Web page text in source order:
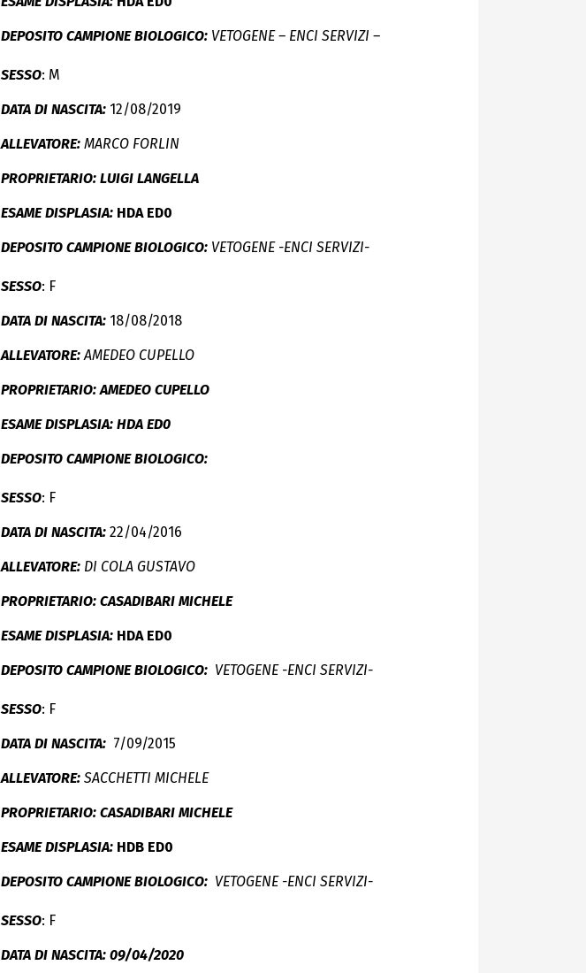
DEPOSITO CAMPIONE BIOLOGICO: VETOGENE – ENCI SERVIZI –
SESSO: M
DATA DI NASCITA: 12/08/2019
ALLEVATORE: MARCO FORLIN
PROPRIETARIO: LUIGI LANGELLA
ESAME DISPLASIA: HDA ED0
DEPOSITO CAMPIONE BIOLOGICO: VETOGENE -ENCI SERVIZI-
SESSO: F
DATA DI NASCITA: 18/08/2018
ALLEVATORE:AMEDEO CUPELLO
PROPRIETARIO:AMEDEO CUPELLO
ESAME DISPLASIA: HDA ED0
DEPOSITO CAMPIONE BIOLOGICO:
SESSO: F
DATA DI NASCITA: 22/04/2016
ALLEVATORE: DI COLA GUSTAVO
PROPRIETARIO: CASADIBARI MICHELE
ESAME DISPLASIA: HDA ED0
DEPOSITO CAMPIONE BIOLOGICO: VETOGENE -ENCI SERVIZI-
SESSO: F
DATA DI NASCITA: 7/09/2015
ALLEVATORE: SACCHETTI MICHELE
PROPRIETARIO: CASADIBARI MICHELE
ESAME DISPLASIA: HDB ED0
DEPOSITO CAMPIONE BIOLOGICO: VETOGENE -ENCI SERVIZI-
SESSO: F
DATA DI NASCITA: 09/04/2020